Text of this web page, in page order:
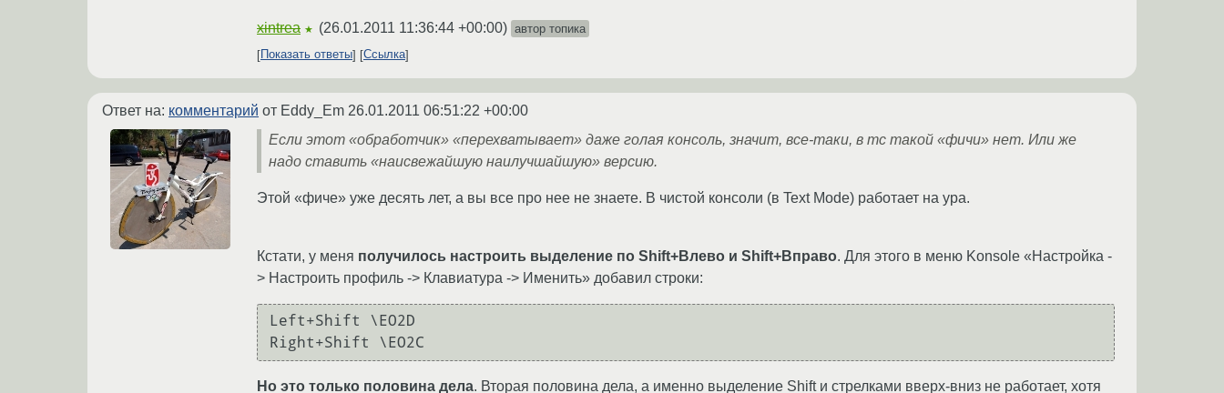
xintrea ★ (26.01.2011 11:36:44 +00:00) автор топика
Показать ответы
Ссылка
Ответ на: комментарий от Eddy_Em 26.01.2011 06:51:22 +00:00
Если этот «обработчик» «перехватывает» даже голая консоль, значит, все-таки, в mc такой «фичи» нет. Или же
надо ставить «наисвежайшую наилучшайшую» версию.
Этой «фиче» уже десять лет, а вы все про нее не знаете. В чистой консоли (в Text Mode) работает на ура.
Кстати, у меня получилось настроить выделение по Shift+Влево и Shift+Вправо. Для этого в меню Konsole «Настройка -
> Настроить профиль -> Клавиатура -> Именить» добавил строки:
Left+Shift \EO2D
Right+Shift \EO2C
Но это только половина дела. Вторая половина дела, а именно выделение Shift и стрелками вверх-вниз не работает, хотя